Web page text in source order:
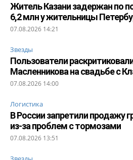
Житель Казани задержан по
6,2 млн у жительницы
07.08.2026 14:21
Звезды
Пользователи
Масленникова на свадьбе с
07.08.2026 14:00
Логистика
В России запретили продажу
из-за проблем с тормозами
07.08.2026 13:51